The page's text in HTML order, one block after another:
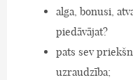
alga, bonusi,
piedāvājat?
pats sev
uzraudzība;